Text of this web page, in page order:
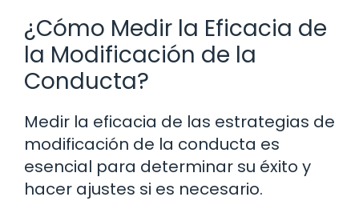
¿Cómo Medir la Eficacia de
la Modificación de la
Conducta?
Medir la eficacia de las estrategias de
modificación de la conducta es
esencial para determinar su éxito y
hacer ajustes si es necesario.